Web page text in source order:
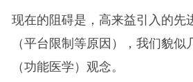
现在的阻碍是，高来益引入的先
（平台限制等原因），我们貌
（功能医学）观念。